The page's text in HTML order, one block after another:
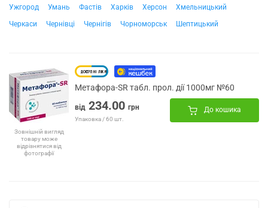
Ужгород
Умань Фастів Харків Херсон
Хмельницький
Черкаси
Чернівці Чернігів Чорноморськ Шептицький
Зовнішній вигляд
товару може
відрізнятися від
фотографії
Метафора-SR табл. прол. дії 1000мг №60
від 234.00 грн
Упаковка / 60 шт.
До кошика